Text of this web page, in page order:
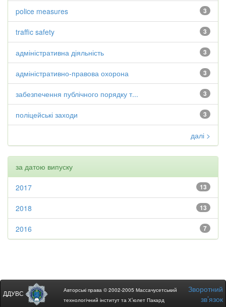
3
police measures
3
traffic safety
3
адміністративна діяльність
3
адміністративно-правова охорона
3
забезпечення публічного порядку т...
3
поліцейські заходи
далі >
за датою випуску
13
2017
13
2018
7
2016
ДДУВС
Авторські права © 2002-2005 Массачусетський
технологічний інститут та Х’юлет Пакард
Зворотний
зв’язок